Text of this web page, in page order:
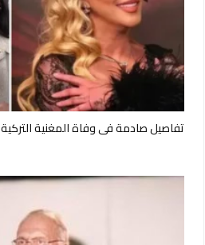
تفاصيل صادمة في وفاة المغنية التركية Güllü.. ابنتها قتلتها عمداً